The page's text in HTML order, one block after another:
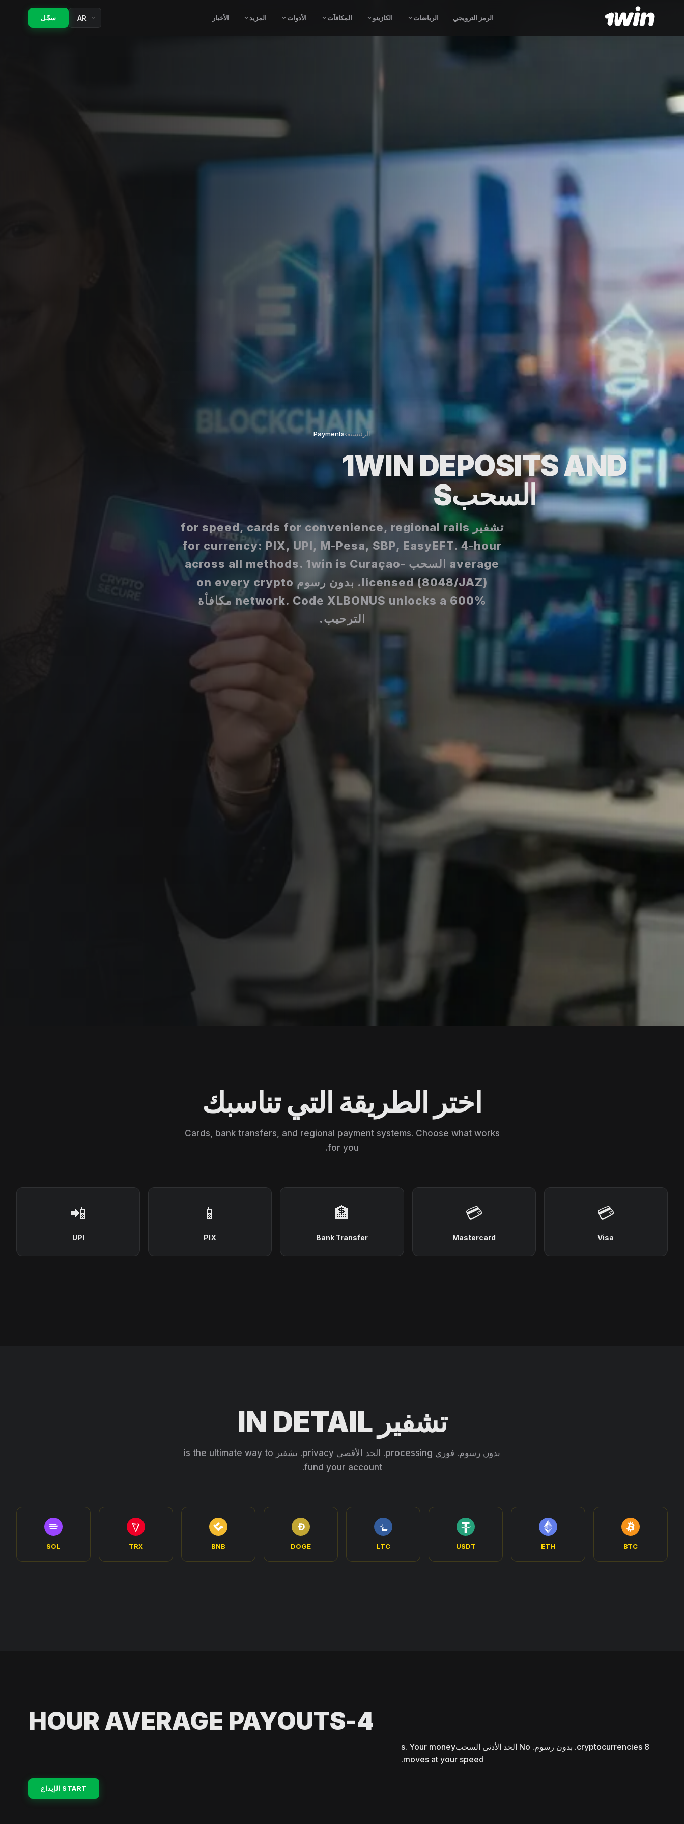
الرمز الترويجي الرياضات الكازينو المكافآت الأدوات المزيد الأخبار سجّل
الرئيسية›
Payments
1WIN DEPOSITS AND
السحبS
تشفير for speed, cards for convenience, regional rails
for currency: PIX, UPI, M-Pesa, SBP, EasyEFT. 4-hour
average السحب across all methods. 1win is Curaçao-
licensed (8048/JAZ). بدون رسوم on every crypto
network. Code XLBONUS unlocks a 600% مكافأة
الترحيب.
اختر الطريقة التي تناسبك
Cards, bank transfers, and regional payment systems. Choose what works
for you.
💳
Visa
💳
Mastercard
🏦
Bank Transfer
📱
PIX
📲
UPI
تشفير IN DETAIL
بدون رسوم. فوري processing. الحد الأقصى privacy. تشفير is the ultimate way to
fund your account.
BTC
ETH
USDT
LTC
DOGE
BNB
TRX
SOL
4-HOUR AVERAGE PAYOUTS
8 cryptocurrencies. بدون رسوم. No الحد الأدنى السحبs. Your money
moves at your speed.
START الإيداع